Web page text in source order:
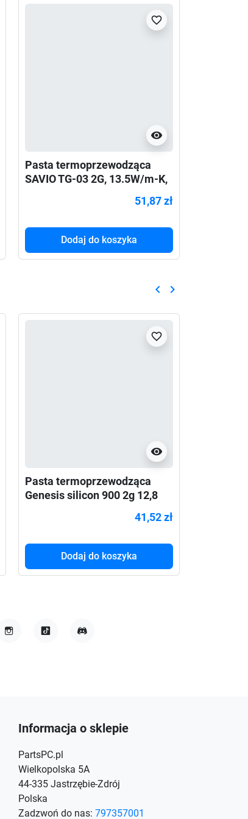
visibility
favorite_border
Pasta termoprzewodząca
SAVIO TG-03 2G, 13.5W/m-K,
51,87 zł
Dodaj do koszyka
Poprzedni
keyboard_arrow_left Następny
keyboard_arrow_right
visibility
favorite_border
Pasta termoprzewodząca
Genesis silicon 900 2g 12,8
41,52 zł
Dodaj do koszyka
Informacja o sklepie
PartsPC.pl
Wielkopolska 5A
44-335 Jastrzębie-Zdrój
Polska
Zadzwoń do nas: 797357001